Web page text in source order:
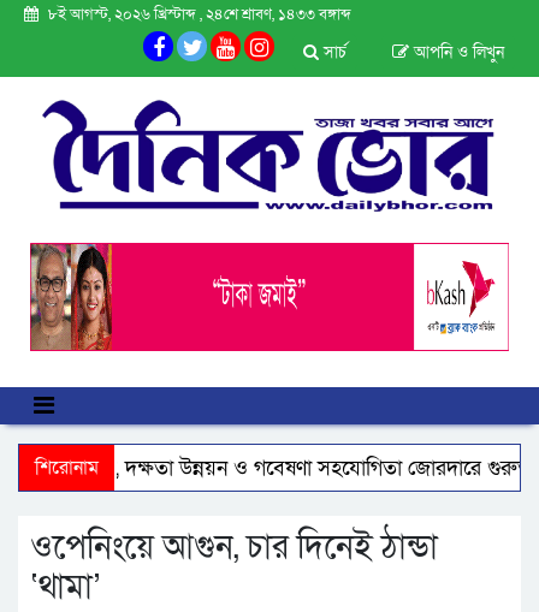
৮ই আগস্ট, ২০২৬ খ্রিস্টাব্দ , ২৪শে শ্রাবণ, ১৪৩৩ বঙ্গাব্দ
আপনি ও লিখুন
সার্চ
শিরোনাম
বাণিজ্য, দক্ষতা উন্নয়ন ও গবেষণা সহযোগিতা জোরদারে গুরুত্ব
ওপেনিংয়ে আগুন, চার দিনেই ঠান্ডা
‘থামা’